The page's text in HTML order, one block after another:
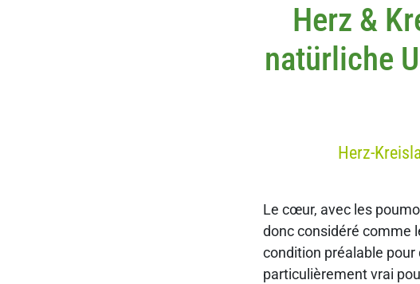
Herz &
natürliche
Herz-
Le cœur, avec les
donc considéré comme
condition préalable
particulièrement vrai